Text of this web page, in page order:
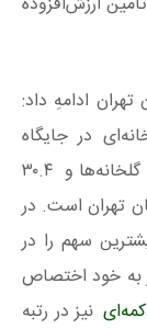
ادامهِ داد:
در جایگاه
نخست کشور قرار دارد. ۲۰.۷ درصد از مساحت گلخانه‌ها و ۳۰.۴
تهران است. در
سهم ۳۶.۴ درصدی بیشترین سهم را در
به خود اختصاص
نیز در رتبه